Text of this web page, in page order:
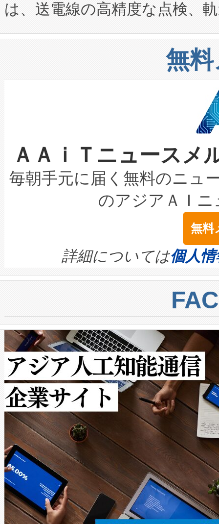
に関する技術移転および知的
構造化トレーニングカリキュ
上げおよび商用化段階におけ
設備整備および立ち上げ調整
加組織は、Enzeneのバイオ
選定された製品について、自
取得できる可能性もあります
設には、3億～4億ドルかか
最高経営責任者（CEO）であ
す。「当社のfully-connected
ームを利用すれば、6,000万
きます。この効率性は、フェ
定、統合、導入、運用に至る
安全性を追跡し、確保する事
増加しているデータセンター
る電力網に大きな負担をかけ
事業者の負担軽減という課題
系統連系を迅速にし、ピーク
限を超えて利用可能な電力容
持できるよう貢献します。こ
ービスレベル契約（SLA）違
テリー性能の劣化によるダウ
念は、現在データセンターが
ます。 Voltaiq provides a
quality and reliability for AI
BESS stack to ensure battery
centers. Voltaiqは、ai&のAI
からシステム統合、試運転、
クルの各段階のデータを監視
[…]
は、送電線の高精度な点検、
や穀物倉庫におけるバルク材
リューション「Avia 2」を発
したAvia 2は、1,000メート
狭視野のFOVを切り替えるこ
ケーブル、枝などの細かな対
なレーザースポットにより、
な環境下でも豊かなディテー
キロメートル範囲を検出
LiDAR for Inspections,
は1535 nmレーザーを搭載。
イズの小径化を実現すること
す。ノーマルモードでは、
ートル先まで検出でき、これ
トに対して約600メートルに
では、反射率10％のターゲッ
で向上し、最大検知距離は
ットだけで最大1キロメート
ルの変電所周囲を監視でき、
作業と点群処理を簡素化でき
Avia 2は、2種類のFOVオプシ
× 80°のノーマルモード、長
ードを切り替えて使用するこ
ることなく、単一のデバイス
うにします。遠距離まで届く
無
ＡＡｉＴニュース
毎朝手元に届く無料のニュ
のアジアＡＩ
無料
詳細については個人